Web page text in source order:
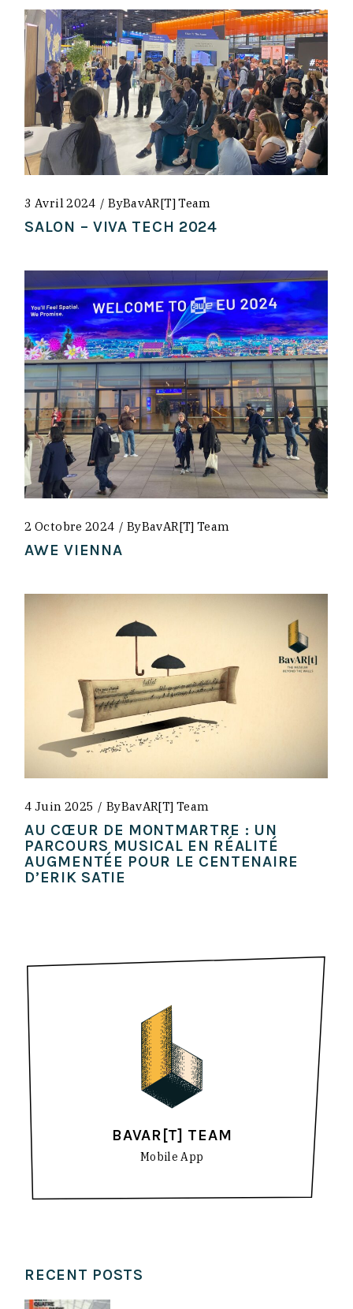
3 Avril 2024 ByBavAR[t] Team
SALON – VIVA TECH 2024
2 Octobre 2024 ByBavAR[t] Team
AWE VIENNA
4 Juin 2025 ByBavAR[t] Team
AU CŒUR DE MONTMARTRE : UN
PARCOURS MUSICAL EN RÉALITÉ
AUGMENTÉE POUR LE CENTENAIRE
D’ERIK SATIE
BAVAR[T] TEAM
Mobile App
RECENT POSTS